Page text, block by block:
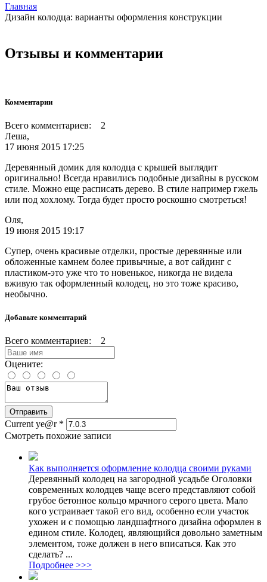
Главная
Дизайн колодца: варианты оформления конструкции
Отзывы и комментарии
Комментарии
Всего комментариев: 2
Леша,
17 июня 2015 17:25
Деревянный домик для колодца с крышей выглядит
оригинально! Всегда нравились подобные дизайны в русском
стиле. Можно еще расписать дерево. В стиле например гжель
или под хохлому. Тогда будет просто роскошно смотреться!
Оля,
19 июня 2015 19:17
Супер, очень красивые отделки, простые деревянные или
обложенные камнем более привычные, а вот сайдинг с
пластиком-это уже что то новенькое, никогда не видела
вживую так оформленный колодец, но это тоже красиво,
необычно.
Добавьте комментарий
Всего комментариев: 2
Оцените:
Current ye@r *
Смотреть похожие записи
Как выполняется оформление колодца своими руками
Деревянный колодец на загородной усадьбе Оголовки
современных колодцев чаще всего представляют собой
грубое бетонное кольцо мрачного серого цвета. Мало
кого устраивает такой его вид, особенно если участок
ухожен и с помощью ландшафтного дизайна оформлен в
едином стиле. Колодец, являющийся довольно заметным
элементом, тоже должен в него вписаться. Как это
сделать? ...
Подробнее >>>